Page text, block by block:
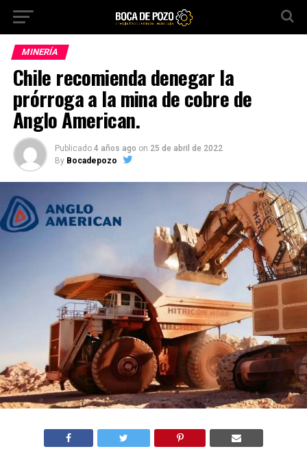
MINERÍA
Chile recomienda denegar la
prórroga a la mina de cobre de
Anglo American.
Publicado 4 años ago on 25 de abril de 2022
By Bocadepozo